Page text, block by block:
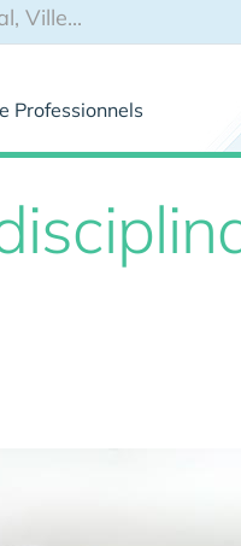
Professionnels